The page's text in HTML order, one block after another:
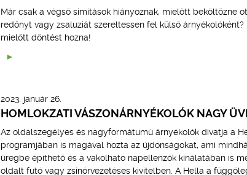
Már csak a végső simítások hiányoznak, mielőtt beköltözne
redőnyt vagy zsaluziát szereltessen fel külső
mielőtt döntést hozna!
2023. január 26.
HOMLOKZATI VÁSZONÁRNYÉKOLÓK NAGY
Az oldalszegélyes és nagyformátumú árnyékolók divatja a
programjában is magával hozta az újdonságokat, ami
üregbe építhető és a vakolható napellenzők kínálatában is
oldalt futó vagy zsinórvezetéses kivitelben. A Hella a